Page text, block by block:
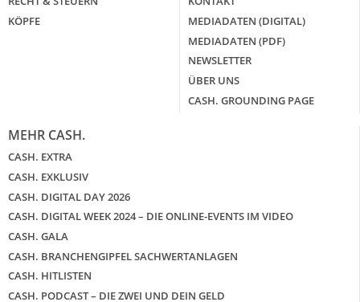
KÖPFE
MEDIADATEN (DIGITAL)
MEDIADATEN (PDF)
NEWSLETTER
ÜBER UNS
CASH. GROUNDING PAGE
MEHR CASH.
CASH. EXTRA
CASH. EXKLUSIV
CASH. DIGITAL DAY 2026
CASH. DIGITAL WEEK 2024 – DIE ONLINE-EVENTS IM VIDEO
CASH. GALA
CASH. BRANCHENGIPFEL SACHWERTANLAGEN
CASH. HITLISTEN
CASH. PODCAST – DIE ZWEI UND DEIN GELD